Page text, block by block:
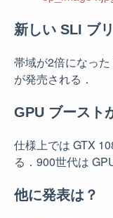
新しい SLI ブ
帯域が2倍になっ
が発売される．
GPU ブースト
仕様上では GTX
る．900世代は
他に発表は？